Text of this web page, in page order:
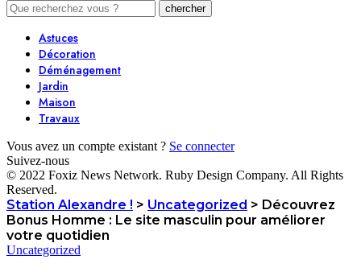
Astuces
Décoration
Déménagement
Jardin
Maison
Travaux
Vous avez un compte existant ? Se connecter
Suivez-nous
© 2022 Foxiz News Network. Ruby Design Company. All Rights
Reserved.
Station Alexandre ! > Uncategorized > Découvrez
Bonus Homme : Le site masculin pour améliorer
votre quotidien
Uncategorized